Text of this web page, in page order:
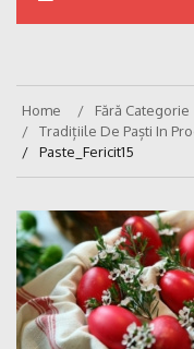
Home
Fără Categorie
Tradițiile De Paști In
Paste_Fericit15